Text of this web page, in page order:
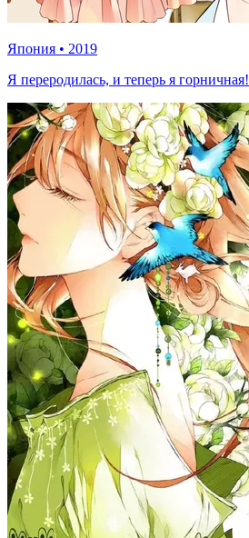
Япония • 2019
Я переродилась, и теперь я горничная!